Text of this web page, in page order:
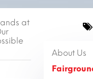
at
About Us